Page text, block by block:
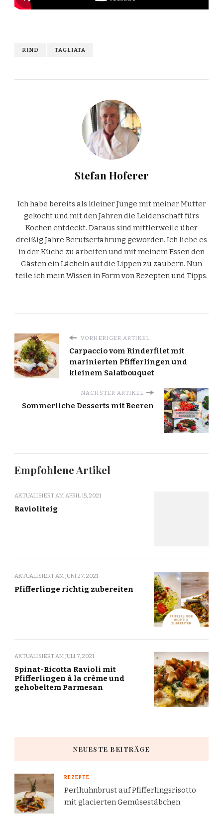
RIND TAGLIATA
Stefan Hoferer
Ich habe bereits als kleiner Junge mit meiner Mutter
gekocht und mit den Jahren die Leidenschaft fürs
Kochen entdeckt. Daraus sind mittlerweile über
dreißig Jahre Berufserfahrung geworden. Ich liebe es
in der Küche zu arbeiten und mit meinem Essen den
Gästen ein Lächeln auf die Lippen zu zaubern. Nun
teile ich mein Wissen in Form von Rezepten und Tipps.
VORHERIGER ARTIKEL
Carpaccio vom Rinderfilet mit
marinierten Pfifferlingen und
kleinem Salatbouquet
NÄCHSTER ARTIKEL
Sommerliche Desserts mit Beeren
Empfohlene Artikel
AKTUALISIERT AM APRIL 15, 2021
Ravioliteig
AKTUALISIERT AM JUNI 27, 2021
Pfifferlinge richtig zubereiten
AKTUALISIERT AM JULI 7, 2021
Spinat-Ricotta Ravioli mit
Pfifferlingen à la crème und
gehobeltem Parmesan
NEUESTE BEITRÄGE
REZEPTE
Perlhuhnbrust auf Pfifferlingsrisotto
mit glacierten Gemüsestäbchen